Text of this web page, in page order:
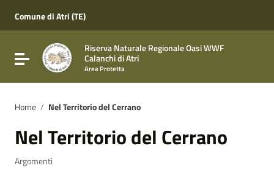
Vai al menu di navigazione
Vai al footer
Comune di Atri (TE)
Attiva / disattiva la navigazione
Riserva Naturale Regionale Oasi WWF
Calanchi di Atri
Area Protetta
Home / Nel Territorio del Cerrano
Nel Territorio del Cerrano
Argomenti